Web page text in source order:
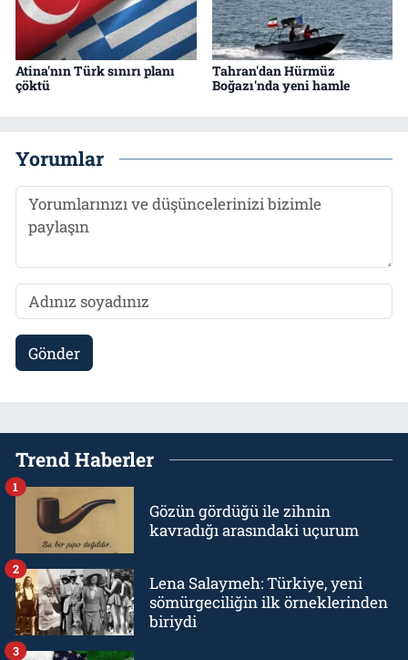
Atina'nın Türk sınırı planı
çöktü
Tahran'dan Hürmüz
Boğazı'nda yeni hamle
Yorumlar
Gönder
Trend Haberler
Gözün gördüğü ile zihnin
kavradığı arasındaki uçurum
1
Lena Salaymeh: Türkiye, yeni
sömürgeciliğin ilk örneklerinden
biriydi
2
3